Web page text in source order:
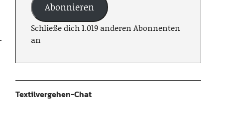
Abonnieren
Schließe dich 1.019 anderen Abonnenten
an
Textilvergehen-Chat